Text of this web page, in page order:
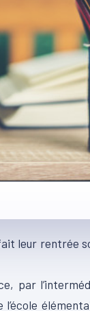
leur rentrée
par